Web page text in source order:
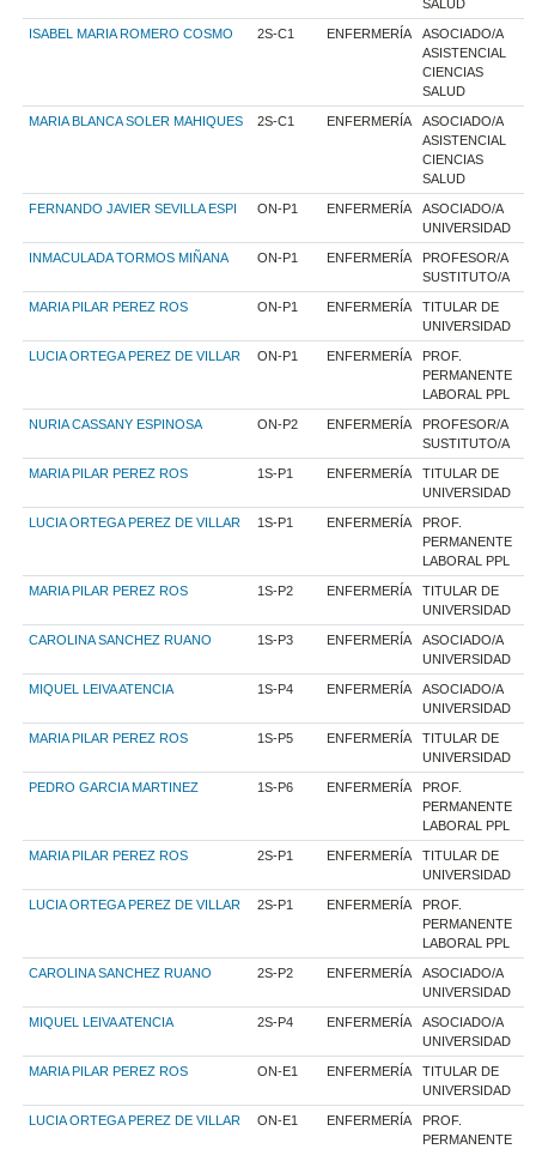
SALUD
ISABEL MARIA ROMERO COSMO 2S-C1 ENFERMERÍA
ASOCIADO/A
ASISTENCIAL
CIENCIAS
SALUD
MARIA BLANCA SOLER MAHIQUES 2S-C1 ENFERMERÍA
ASOCIADO/A
ASISTENCIAL
CIENCIAS
SALUD
FERNANDO JAVIER SEVILLA ESPI ON-P1 ENFERMERÍA
ASOCIADO/A
UNIVERSIDAD
INMACULADA TORMOS MIÑANA ON-P1 ENFERMERÍA
PROFESOR/A
SUSTITUTO/A
MARIA PILAR PEREZ ROS ON-P1 ENFERMERÍA
TITULAR DE
UNIVERSIDAD
LUCIA ORTEGA PEREZ DE VILLAR ON-P1 ENFERMERÍA
PROF.
PERMANENTE
LABORAL PPL
NURIA CASSANY ESPINOSA ON-P2 ENFERMERÍA
PROFESOR/A
SUSTITUTO/A
MARIA PILAR PEREZ ROS 1S-P1 ENFERMERÍA
TITULAR DE
UNIVERSIDAD
LUCIA ORTEGA PEREZ DE VILLAR 1S-P1 ENFERMERÍA
PROF.
PERMANENTE
LABORAL PPL
MARIA PILAR PEREZ ROS 1S-P2 ENFERMERÍA
TITULAR DE
UNIVERSIDAD
CAROLINA SANCHEZ RUANO 1S-P3 ENFERMERÍA
ASOCIADO/A
UNIVERSIDAD
MIQUEL LEIVA ATENCIA 1S-P4 ENFERMERÍA
ASOCIADO/A
UNIVERSIDAD
MARIA PILAR PEREZ ROS 1S-P5 ENFERMERÍA
TITULAR DE
UNIVERSIDAD
PEDRO GARCIA MARTINEZ 1S-P6 ENFERMERÍA
PROF.
PERMANENTE
LABORAL PPL
MARIA PILAR PEREZ ROS 2S-P1 ENFERMERÍA
TITULAR DE
UNIVERSIDAD
LUCIA ORTEGA PEREZ DE VILLAR 2S-P1 ENFERMERÍA
PROF.
PERMANENTE
LABORAL PPL
CAROLINA SANCHEZ RUANO 2S-P2 ENFERMERÍA
ASOCIADO/A
UNIVERSIDAD
MIQUEL LEIVA ATENCIA 2S-P4 ENFERMERÍA
ASOCIADO/A
UNIVERSIDAD
MARIA PILAR PEREZ ROS ON-E1 ENFERMERÍA
TITULAR DE
UNIVERSIDAD
LUCIA ORTEGA PEREZ DE VILLAR ON-E1 ENFERMERÍA
PROF.
PERMANENTE